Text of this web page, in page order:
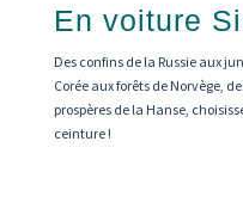
En voiture
Des confins de la Russie aux
Corée aux forêts de Norvège,
prospères de la Hanse,
ceinture !